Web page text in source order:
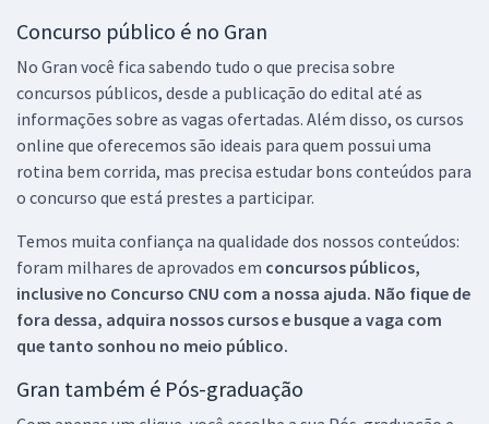
Concurso público é no Gran
No Gran você fica sabendo tudo o que precisa sobre
concursos públicos, desde a publicação do edital até as
informações sobre as vagas ofertadas. Além disso, os cursos
online que oferecemos são ideais para quem possui uma
rotina bem corrida, mas precisa estudar bons conteúdos para
o concurso que está prestes a participar.
Temos muita confiança na qualidade dos nossos conteúdos:
foram milhares de aprovados em concursos públicos,
inclusive no Concurso CNU com a nossa ajuda. Não fique de
fora dessa, adquira nossos cursos e busque a vaga com
que tanto sonhou no meio público.
Gran também é Pós-graduação